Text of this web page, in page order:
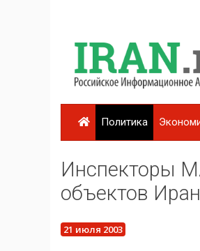
Политика
Инспекторы
объектов
21 июля 2003